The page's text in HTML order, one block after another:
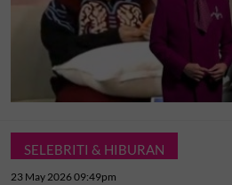
SELEBRITI & HIBURAN
23 May 2026 09:49pm